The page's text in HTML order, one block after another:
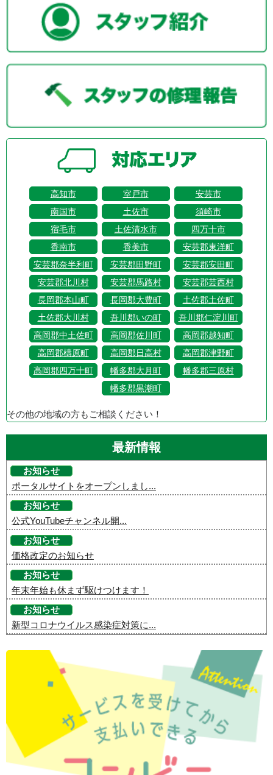
高知市 室戸市
安芸市
南国市
土佐市
須崎市
宿毛市
土佐清水市
四万十市
香南市
香美市
安芸郡東洋町
安芸郡奈半利町
安芸郡田野町
安芸郡安田町
安芸郡北川村
安芸郡馬路村
安芸郡芸西村
長岡郡本山町
長岡郡大豊町
土佐郡土佐町
土佐郡大川村
吾川郡いの町
吾川郡仁淀川町
高岡郡中土佐町
高岡郡佐川町
高岡郡越知町
高岡郡檮原町
高岡郡日高村
高岡郡津野町
高岡郡四万十町
幡多郡大月町
幡多郡三原村
幡多郡黒潮町
その他の地域の方もご相談ください！
最新情報
お知らせ
ポータルサイトをオープンしまし...
お知らせ
公式YouTubeチャンネル開...
お知らせ
価格改定のお知らせ
お知らせ
年末年始も休まず駆けつけます！
お知らせ
新型コロナウイルス感染症対策に...